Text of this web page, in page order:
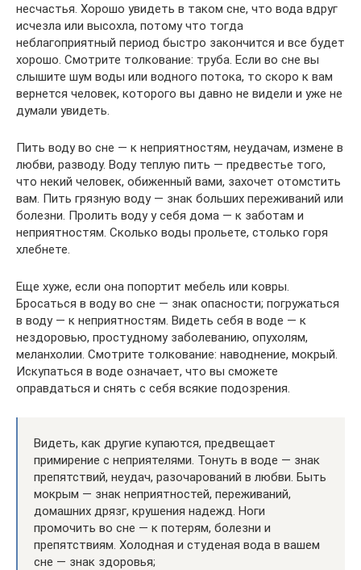
несчастья. Хорошо увидеть в таком сне, что вода вдруг
исчезла или высохла, потому что тогда
неблагоприятный период быстро закончится и все будет
хорошо. Смотрите толкование: труба. Если во сне вы
слышите шум воды или водного потока, то скоро к вам
вернется человек, которого вы давно не видели и уже не
думали увидеть.
Пить воду во сне — к неприятностям, неудачам, измене в
любви, разводу. Воду теплую пить — предвестье того,
что некий человек, обиженный вами, захочет отомстить
вам. Пить грязную воду — знак больших переживаний или
болезни. Пролить воду у себя дома — к заботам и
неприятностям. Сколько воды прольете, столько горя
хлебнете.
Еще хуже, если она попортит мебель или ковры.
Бросаться в воду во сне — знак опасности; погружаться
в воду — к неприятностям. Видеть себя в воде — к
нездоровью, простудному заболеванию, опухолям,
меланхолии. Смотрите толкование: наводнение, мокрый.
Искупаться в воде означает, что вы сможете
оправдаться и снять с себя всякие подозрения.
Видеть, как другие купаются, предвещает
примирение с неприятелями. Тонуть в воде — знак
препятствий, неудач, разочарований в любви. Быть
мокрым — знак неприятностей, переживаний,
домашних дрязг, крушения надежд. Ноги
промочить во сне — к потерям, болезни и
препятствиям. Холодная и студеная вода в вашем
сне — знак здоровья;